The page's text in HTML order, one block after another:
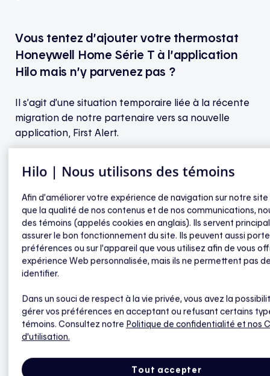
Vous tentez d’ajouter votre thermostat
Honeywell Home Série T à l’application
Hilo mais n’y parvenez pas ?
Il s’agit d’une situation temporaire liée à la récente
migration de notre partenaire vers sa nouvelle
application, First Alert.
compte dans l’application First Alert ne peuvent
pas être connectés à Hilo pour le moment. Nous
travaillons activement à terminer l’intégration.
À noter
Votre thermostat demeure totalement fonctionnel
à l’appli Hilo.
L’aide financière associée à vos thermostats sera
disponible dès qu’ils pourront être connectés à
Hilo.
Hilo | Nous utilisons des témoins
Afin d’améliorer votre expérience de navigation sur notre site
que la qualité de nos contenus et de nos communications,
des témoins (appelés cookies en anglais). Ils servent
assurer le bon fonctionnement du site. Ils peuvent aussi
préférences ou sur l’appareil que vous utilisez afin de vous
expérience Web personnalisée, mais ils ne permettent pas
identifier.
Dans un souci de respect à la vie privée, vous avez la
gérer vos préférences en acceptant ou refusant certains
témoins. Consultez notre Politique de confidentialité et nos
d'utilisation.
Tout accepter